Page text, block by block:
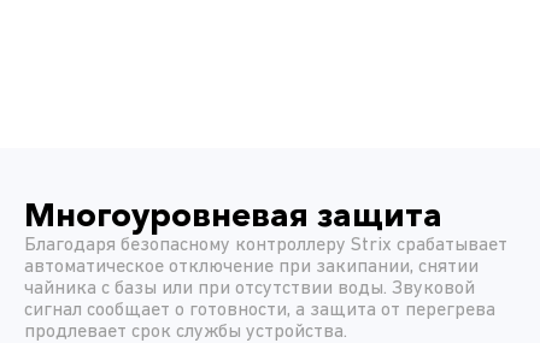
Многоуровневая защита
Благодаря безопасному контроллеру Strix срабатывает
автоматическое отключение при закипании, снятии
чайника с базы или при отсутствии воды. Звуковой
сигнал сообщает о готовности, а защита от перегрева
продлевает срок службы устройства.